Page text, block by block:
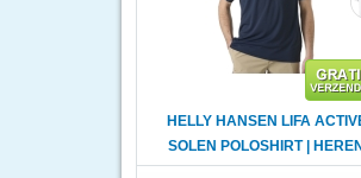
HELLY HANSEN LIFA
SOLEN POLOSHIRT | HEREN